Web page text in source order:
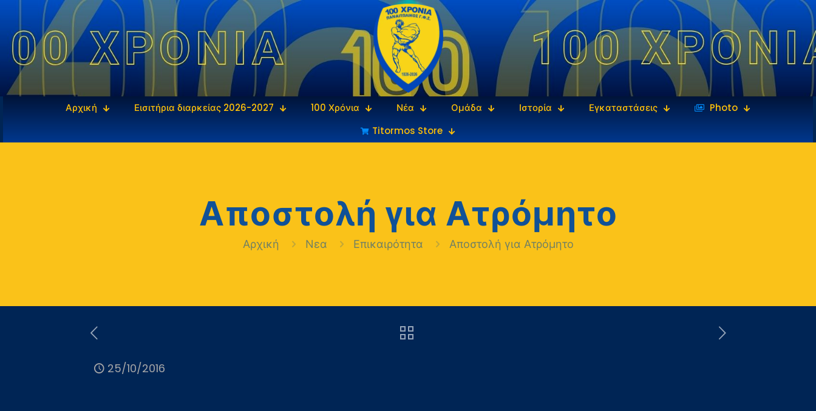
Αρχική Εισιτήρια διαρκείας 2026-2027 100 Χρόνια Νέα Ομάδα Ιστορία Εγκαταστάσεις
‎‏‏‎ ‎Photo
Titormos Store
Αποστολή για Ατρόμητο
Αρχική Νεα Επικαιρότητα Αποστολή για Ατρόμητο
25/10/2016